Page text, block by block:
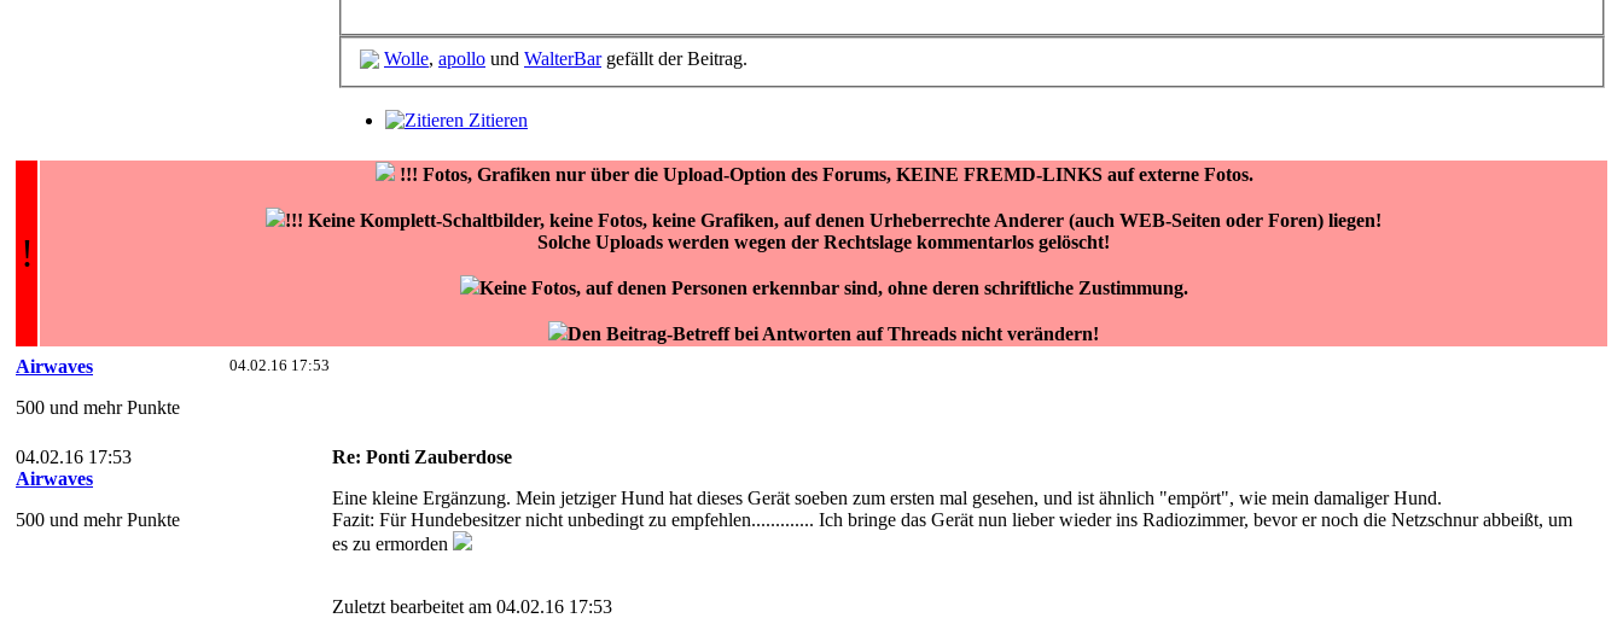
Wolle, apollo und WalterBargefällt der Beitrag.
Zitieren
!
!!! Fotos, Grafiken nur über die Upload-Option des Forums, KEINE FREMD-LINKS auf externe Fotos.
!!! Keine Komplett-Schaltbilder, keine Fotos, keine Grafiken, auf denen Urheberrechte Anderer (auch WEB-Seiten oder Foren) liegen!
Solche Uploads werden wegen der Rechtslage kommentarlos gelöscht!
Keine Fotos, auf denen Personen erkennbar sind, ohne deren schriftliche Zustimmung.
Den Beitrag-Betreff bei Antworten auf Threads nicht verändern!
04.02.16 17:53
Airwaves
500 und mehr Punkte
04.02.16 17:53
Airwaves
500 und mehr Punkte
Re: Ponti Zauberdose
Eine kleine Ergänzung. Mein jetziger Hund hat dieses Gerät soeben zum ersten mal gesehen, und ist ähnlich "empört", wie mein damaliger Hund.
Fazit: Für Hundebesitzer nicht unbedingt zu empfehlen............. Ich bringe das Gerät nun lieber wieder ins Radiozimmer, bevor er noch die Netzschnur abbeißt, um
es zu ermorden
Zuletzt bearbeitet am 04.02.16 17:53